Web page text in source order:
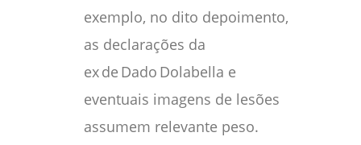
exemplo, no dito depoimento,
as declarações da
ex de Dado Dolabella e
eventuais imagens de lesões
assumem relevante peso.